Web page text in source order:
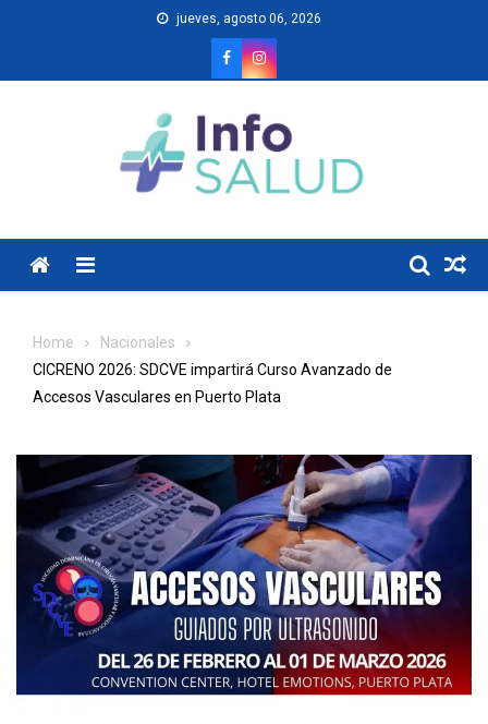
jueves, agosto 06, 2026
Menu
Home
Nacionales
CICRENO 2026: SDCVE impartirá Curso Avanzado de
Accesos Vasculares en Puerto Plata